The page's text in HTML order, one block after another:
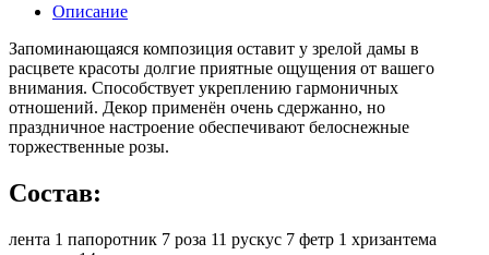
Описание
Запоминающаяся композиция оставит у зрелой дамы в
расцвете красоты долгие приятные ощущения от вашего
внимания. Способствует укреплению гармоничных
отношений. Декор применён очень сдержанно, но
праздничное настроение обеспечивают белоснежные
торжественные розы.
Состав:
лента 1 папоротник 7 роза 11 рускус 7 фетр 1 хризантема